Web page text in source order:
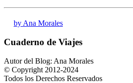
by Ana Morales
Cuaderno de Viajes
Autor del Blog: Ana Morales
© Copyright 2012-2024
Todos los Derechos Reservados